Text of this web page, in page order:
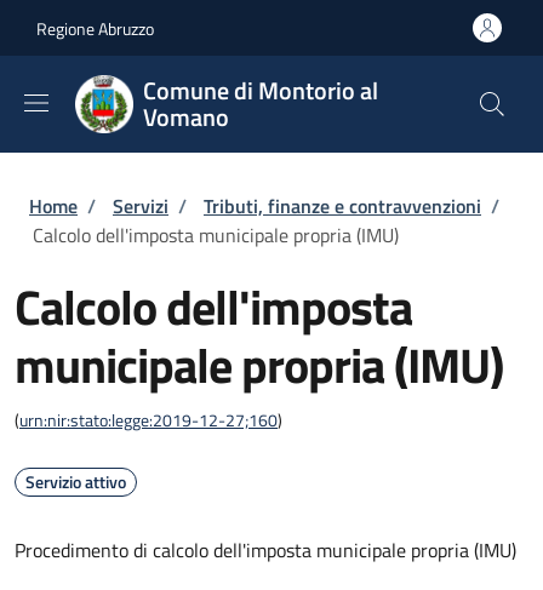
Regione Abruzzo
Comune di Montorio al
Vomano
Briciole di pane
Home / Servizi / Tributi, finanze e contravvenzioni /
Calcolo dell'imposta municipale propria (IMU)
Calcolo dell'imposta
municipale propria (IMU)
(urn:nir:stato:legge:2019-12-27;160)
Servizio attivo
Procedimento di calcolo dell'imposta municipale propria (IMU)